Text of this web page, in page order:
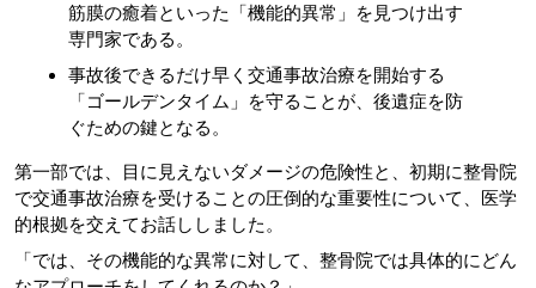
筋膜の癒着といった「機能的異常」を見つけ出す
専門家である。
事故後できるだけ早く交通事故治療を開始する
「ゴールデンタイム」を守ることが、後遺症を防
ぐための鍵となる。
第一部では、目に見えないダメージの危険性と、初期に整骨院
で交通事故治療を受けることの圧倒的な重要性について、医学
的根拠を交えてお話ししました。
「では、その機能的な異常に対して、整骨院では具体的にどん